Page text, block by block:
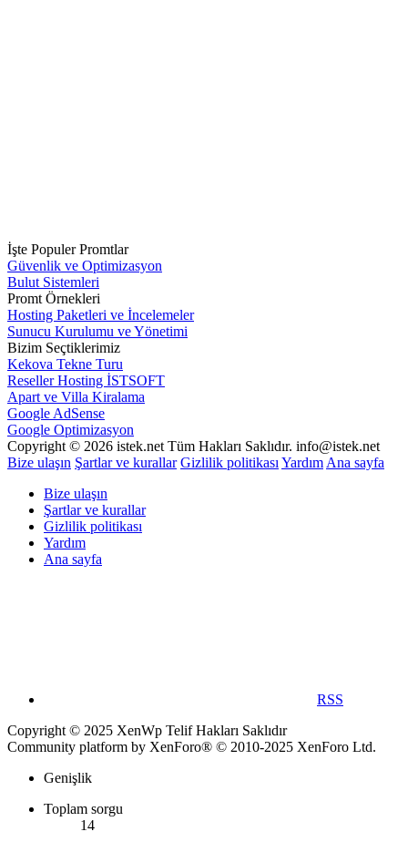
İşte Populer Promtlar
Güvenlik ve Optimizasyon
Bulut Sistemleri
Promt Örnekleri
Hosting Paketleri ve İncelemeler
Sunucu Kurulumu ve Yönetimi
Bizim Seçtiklerimiz
Kekova Tekne Turu
Reseller Hosting İSTSOFT
Apart ve Villa Kiralama
Google AdSense
Google Optimizasyon
Copyright © 2026 istek.net Tüm Hakları Saklıdır. info@istek.net
Bize ulaşın Şartlar ve kurallar Gizlilik politikası Yardım Ana sayfa
Bize ulaşın
Şartlar ve kurallar
Gizlilik politikası
Yardım
Ana sayfa
RSS
Copyright © 2025 XenWp Telif Hakları Saklıdır
Community platform by XenForo® © 2010-2025 XenForo Ltd.
Genişlik
Toplam sorgu
14